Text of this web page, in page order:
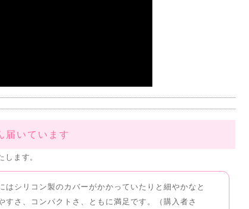
届いています
ます。
はシリコン製のカバーがかかっていたりと細やかなと
すさ、コンパクトさ、ともに満足です。（購入者さ